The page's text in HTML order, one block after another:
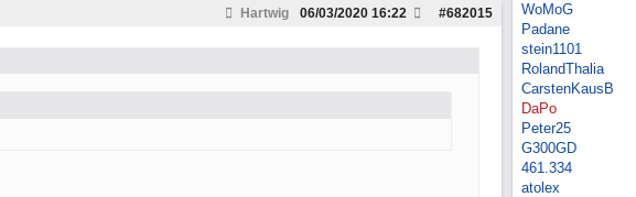
Hartwig #682015
06/03/2020 16:22
WoMoG
Padane
stein1101
RolandThalia
CarstenKausB
DaPo
Peter25
G300GD
461.334
atolex